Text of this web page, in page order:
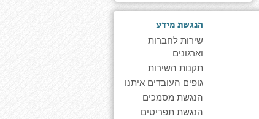
הנגשת מידע
שירות לחברות
וארגונים
תקנות השירות
גופים העובדים איתנו
הנגשת מסמכים
הנגשת תפריטים